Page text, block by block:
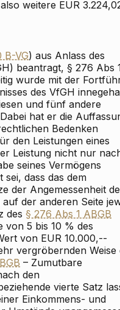
weitere EUR
B-VG) aus Anlass des
beantragt, § 276 Abs
wurde mit der
des VfGH
und fünf andere
hat er die
Bedenken
den Leistungen eines
Leistung nicht nur
seines Vermögens
dass das dem
der Angemessenheit
der anderen Seite
des § 276 Abs 1 ABGB
von 5 bis 10 % des
von EUR 10.000,--
vergröbernden Weise
– Zumutbare
den
vierte Satz
Einkommens- und